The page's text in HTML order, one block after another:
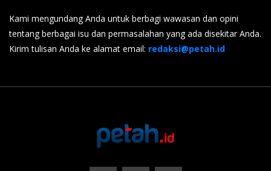
Kami mengundang Anda untuk berbagi wawasan dan opini
tentang berbagai isu dan permasalahan yang ada disekitar Anda.
Kirim tulisan Anda ke alamat email: redaksi@petah.id